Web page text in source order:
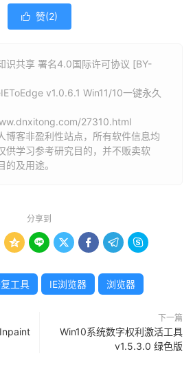
 赞(2)
识共享 署名4.0国际许可协议 [BY-
v1.0.6.1 Win11/10一键永久
27310.html
博客非盈利性站点，所有软件信息均
供学习参考研究目的，并不贩卖软
及用途。
分享到
     
工具 IE浏览器 浏览器
下一篇
Win10系统数字权利激活工具
v1.5.3.0 绿色版